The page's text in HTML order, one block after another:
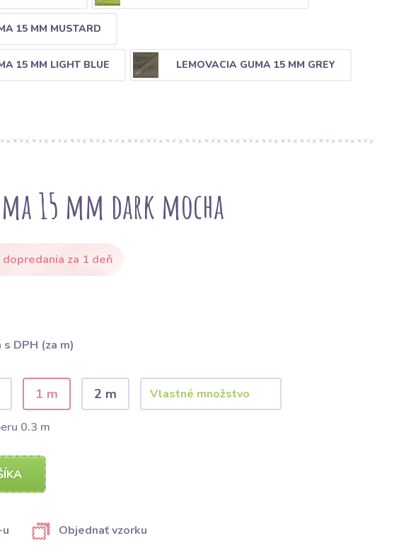
15 MM MUSTARD
15 MM LIGHT BLUE LEMOVACIA GUMA 15 MM GREY
15 mm dark mocha
za 1 deň
s DPH (za m)
1 m 2 m
0.3 m
Objednať vzorku